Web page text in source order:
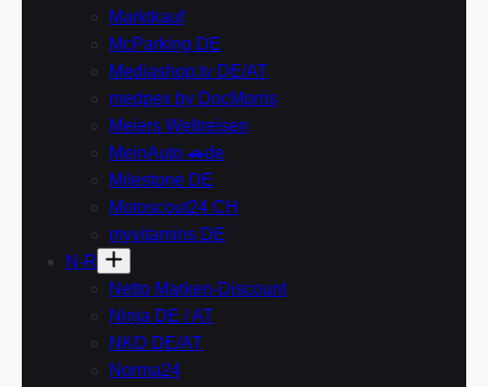
Marktkauf
McParking DE
Mediashop.tv DE/AT
medpex by DocMorris
Meiers Weltreisen
MeinAuto 🚗de
Milestone DE
Motoscout24 CH
myvitamins DE
N-R
Netto Marken-Discount
Ninja DE / AT
NKD DE/AT
Norma24